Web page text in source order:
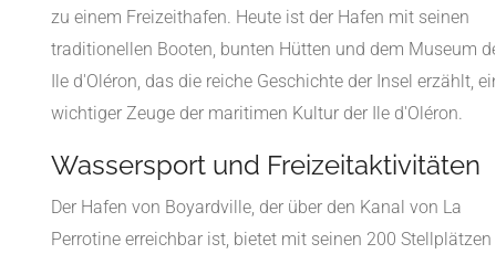
zu einem Freizeithafen. Heute ist der Hafen mit seinen
traditionellen Booten, bunten Hütten und dem Museum
Ile d'Oléron, das die reiche Geschichte der Insel erzählt,
wichtiger Zeuge der maritimen Kultur der Ile d'Oléron.
Wassersport und Freizeitaktivitäten
Der Hafen von Boyardville, der über den Kanal von La
Perrotine erreichbar ist, bietet mit seinen 200 Stellplätzen